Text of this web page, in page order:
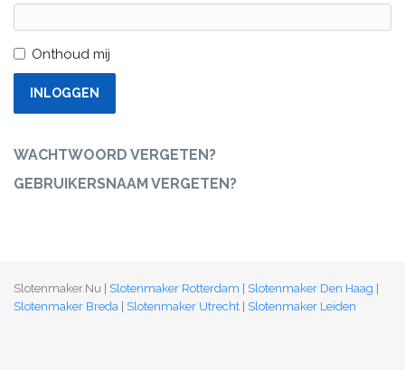
Onthoud mij
INLOGGEN
WACHTWOORD VERGETEN?
GEBRUIKERSNAAM VERGETEN?
Slotenmaker.Nu | Slotenmaker Rotterdam Slotenmaker Den Haag
Slotenmaker Breda
Slotenmaker Utrecht Slotenmaker Leiden